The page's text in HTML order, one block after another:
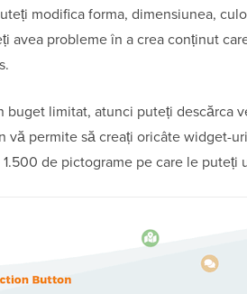
modifica forma, dimensiunea,
avea probleme în a crea conținut
buget limitat, atunci puteți descărca
vă permite să creați oricâte widget-
de pictograme pe care le puteți